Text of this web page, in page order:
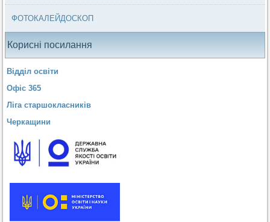
ФОТОКАЛЕЙДОСКОП
Корисні посилання
Відділ освіти
Офіс 365
Ліга старшокласників
Черкащини